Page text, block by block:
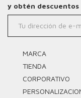
y obtén descuentos
MARCA
TIENDA
CORPORATIVO